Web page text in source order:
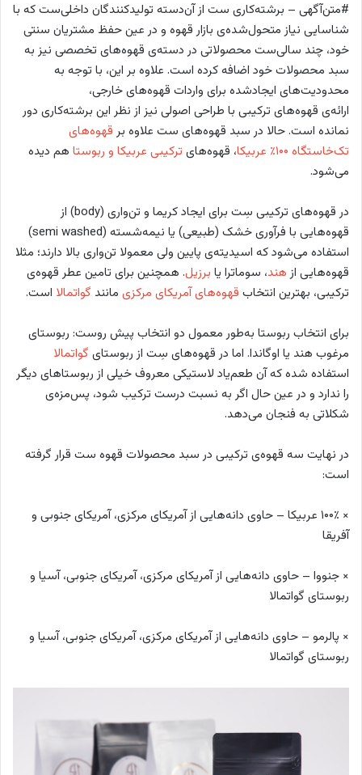
#متن‌آگهی – برشته‌کاری ست از آن‌دسته تولیدکنندگان داخلی‌ست که با
شناسایی نیاز متحول‌شده‌ی بازار قهوه و در عین حفظ مشتریان سنتی
خود، چند سالی‌ست محصولاتی در دسته‌ی قهوه‌های تخصصی نیز به
سبد محصولات خود اضافه کرده است. علاوه بر این، با توجه به
محدودیت‌های ایجادشده برای واردات قهوه‌های خارجی،
ارائه‌ی قهوه‌های ترکیبی با طراحی اصولی نیز از نظر این برشته‌کاری دور
نمانده است. حالا در سبد قهوه‌های ست علاوه بر قهوه‌های
تک‌خاستگاه ۱۰۰٪ عربیکا
، قهوه‌های ترکیبی عربیکا و ربوستا هم دیده
می‌شود.
در قهوه‌های ترکیبی سِت برای ایجاد کریما و تن‌واری (body) از
قهوه‌هایی با فرآوری خشک (طبیعی) یا نیمه‌شسته (semi washed)
استفاده می‌شود که اسیدیته‌ی پایین ولی معمولا تن‌واری بالا دارند؛ مثلا
قهوه‌هایی ازهند، سوماترا یا برزیل. همچنین برای تامین عطر قهوه‌ی
ترکیبی، بهترین انتخاب قهوه‌های آمریکای مرکزی مانند گواتمالا است.
برای انتخاب ربوستا به‌طور معمول دو انتخاب پیش روست: ربوستای
مرغوب هند یا اوگاندا. اما در قهوه‌های سِت از ربوستای گواتمالا
استفاده شده که آن طعم‌یاد لاستیکی معروف خیلی از ربوستاهای دیگر
را ندارد و در عین حال اگر به نسبت درست ترکیب شود، پس‌مزه‌ی
شکلاتی به فنجان می‌دهد.
در نهایت سه قهوه‌ی ترکیبی در سبد محصولات قهوه ست قرار گرفته
است:
× ۱۰۰٪ عربیکا – حاوی دانه‌هایی از آمریکای مرکزی، آمریکای جنوبی و
آفریقا
× جنووا – حاوی دانه‌هایی از آمریکای مرکزی، آمریکای جنوبی، آسیا و
ربوستای گواتمالا
× پالرمو – حاوی دانه‌هایی از آمریکای مرکزی، آمریکای جنوبی، آسیا و
ربوستای گواتمالا